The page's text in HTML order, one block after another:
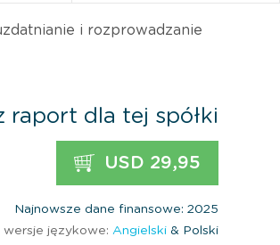
i rozprowadzanie
raport dla tej spółki
USD 29,95
Najnowsze dane finansowe: 2025
wersje językowe: Angielski & Polski